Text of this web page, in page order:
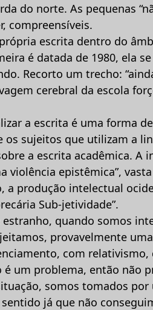
do norte. As pequenas
compreensíveis.
escrita dentro do
é datada de 1980, ela
Recorto um trecho:
cerebral da escola
a escrita é uma forma
sujeitos que utilizam a
a escrita acadêmica. A
violência epistêmica”,
a produção intelectual
Sub-jetividade”.
quando somos
provavelmente
com
um problema, então não
somos tomados
já que não